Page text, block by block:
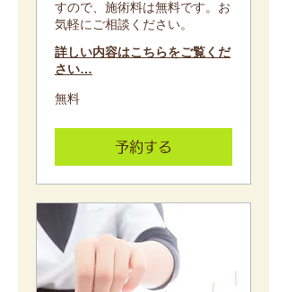
すので、施術料は無料です。お
気軽にご相談ください。
詳しい内容はこちらをご覧くだ
さい…
無
料
無料
予約する